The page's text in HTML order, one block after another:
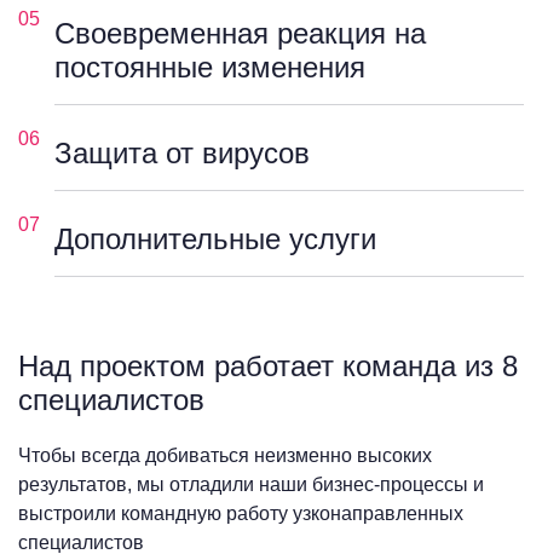
05
Своевременная реакция на
постоянные изменения
06 Защита от вирусов
07 Дополнительные услуги
Над проектом работает команда из 8
специалистов
Чтобы всегда добиваться неизменно высоких
результатов, мы отладили наши бизнес-процессы и
выстроили командную работу узконаправленных
специалистов